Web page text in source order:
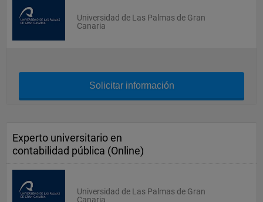
Universidad de Las Palmas de Gran
Canaria
Solicitar información
Experto universitario en
contabilidad pública (Online)
Universidad de Las Palmas de Gran
Canaria